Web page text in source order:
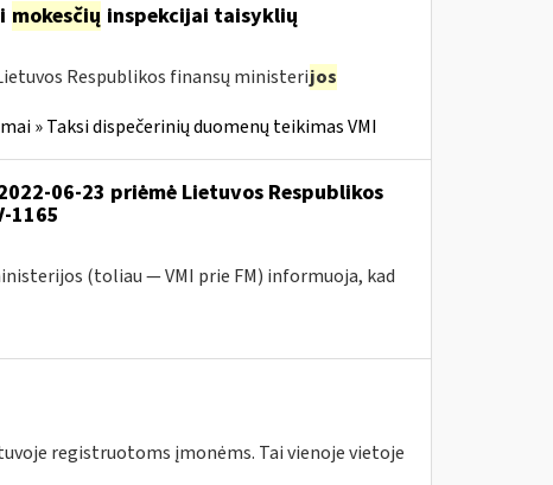
mokesčių inspekcijai taisyklių
Respublikos finansų ministerijos
» Taksi dispečerinių duomenų teikimas VMI
06-23 priėmė Lietuvos Respublikos
1165
(toliau — VMI prie FM) informuoja, kad
registruotoms įmonėms. Tai vienoje vietoje